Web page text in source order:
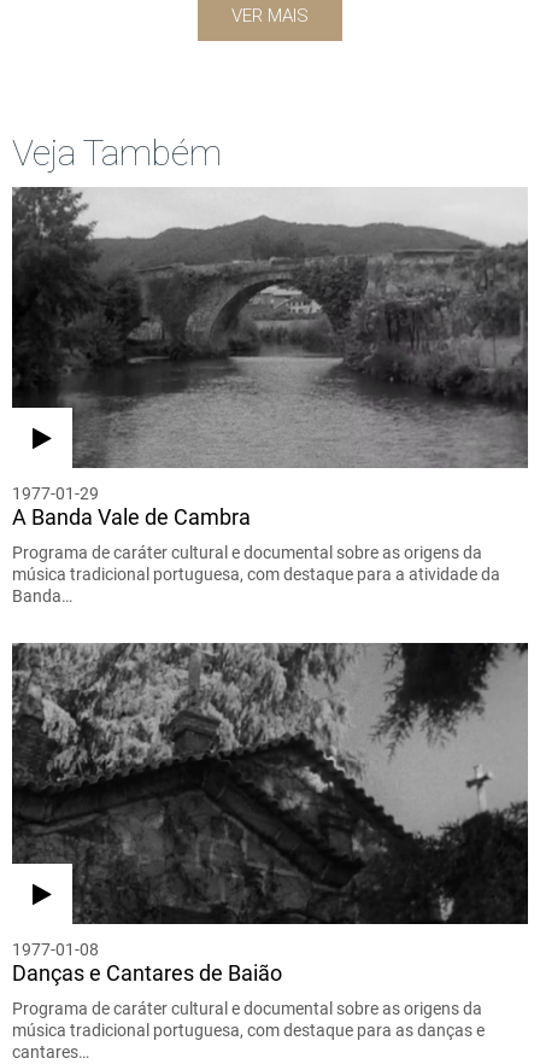
VER MAIS
Veja Também
1977-01-29
A Banda Vale de Cambra
Programa de caráter cultural e documental sobre as origens da
música tradicional portuguesa, com destaque para a atividade da
Banda…
1977-01-08
Danças e Cantares de Baião
Programa de caráter cultural e documental sobre as origens da
música tradicional portuguesa, com destaque para as danças e
cantares…